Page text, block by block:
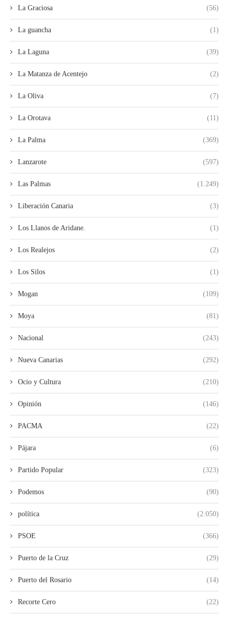
La Graciosa (56)
La guancha (1)
La Laguna (39)
La Matanza de Acentejo (2)
La Oliva (7)
La Orotava (11)
La Palma (369)
Lanzarote (597)
Las Palmas (1.249)
Liberación Canaria (3)
Los Llanos de Aridane. (1)
Los Realejos (2)
Los Silos (1)
Mogan (109)
Moya (81)
Nacional (243)
Nueva Canarias (292)
Ocio y Cultura (210)
Opinión (146)
PACMA (22)
Pájara (6)
Partido Popular (323)
Podemos (90)
política (2.050)
PSOE (366)
Puerto de la Cruz (29)
Puerto del Rosario (14)
Recorte Cero (22)